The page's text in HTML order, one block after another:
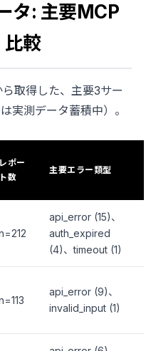
タ: 主要MCP
比較
ら取得した、主要3サー
実測データ蓄積中）。
レポー
ト数
主要エラー類型
api_error (15)、
auth_expired
(4)、timeout (1)
api_error (9)、
invalid_input (1)